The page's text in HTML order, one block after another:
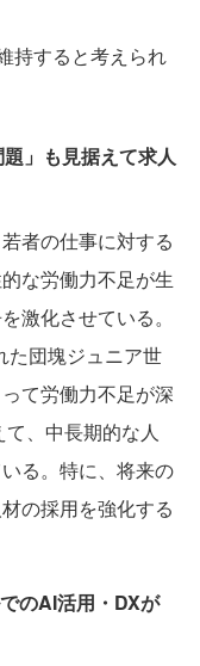
持すると考えられ
」も見据えて求人
者の仕事に対する
な労働力不足が生
激化させている。
た団塊ジュニア世
て労働力不足が深
、中長期的な人
る。特に、将来の
の採用を強化する
のAI活用・DXが